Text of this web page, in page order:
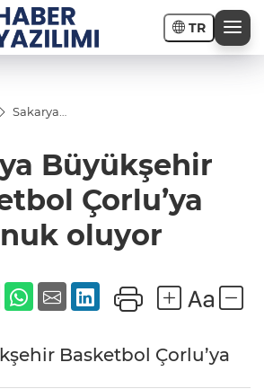
TR
Sakarya
Çorlu’ya
konukBüyükşehir
Çorlu’ya
oluyor
Basketbol Çorlu’ya